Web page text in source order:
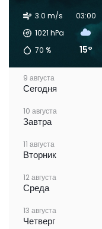
3.0 m/s
1021 hPa
70 %
03:00
15°
9 августа
Сегодня
10 августа
Завтра
11 августа
Вторник
12 августа
Среда
13 августа
Четверг